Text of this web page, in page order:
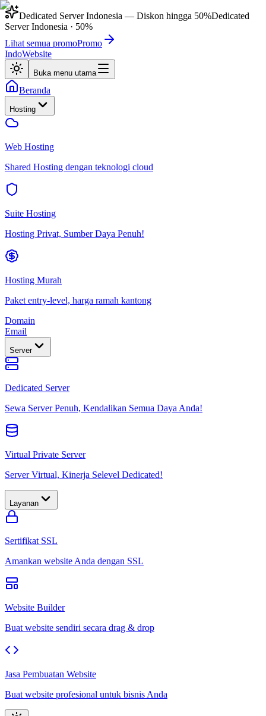
Dedicated Server Indonesia — Diskon hingga 50%Dedicated
Server Indonesia · 50%
Lihat semua promoPromo
IndoWebsite
Buka menu utama
Beranda
Hosting
Web Hosting
Shared Hosting dengan teknologi cloud
Suite Hosting
Hosting Privat, Sumber Daya Penuh!
Hosting Murah
Paket entry-level, harga ramah kantong
Domain
Email
Server
Dedicated Server
Sewa Server Penuh, Kendalikan Semua Daya Anda!
Virtual Private Server
Server Virtual, Kinerja Selevel Dedicated!
Layanan
Sertifikat SSL
Amankan website Anda dengan SSL
Website Builder
Buat website sendiri secara drag & drop
Jasa Pembuatan Website
Buat website profesional untuk bisnis Anda